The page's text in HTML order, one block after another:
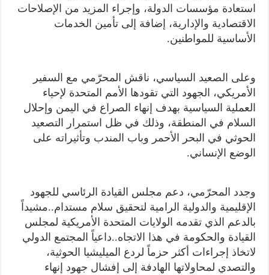
استعادة مؤسسات الدولة، وإجراء المزيد من الإصلاحات
الاقتصادية والإدارية، إضافة إلى تأمين الخدمات
الأساسية للمواطنين.
وعلى الصعيد السياسي، ناقش المحرّمي مع السفير
الأمريكي، الجهود التي تقودها الأمم المتحدة لإحياء
العملية السياسية بهدف إنهاء الصراع في اليمن وإحلال
السلام في المنطقة، وذلك في ظل استمرار التصعيد
الحوثي في البحر الأحمر وباب المندب وتأثيراته على
الوضع الإنساني.
وجدد المحرّمي، دعم مجلس القيادة الرئاسي للجهود
الإقليمية والدولية الرامية لتحقيق سلام مستدام..مشيداً
بالدعم الذي تقدمه الولايات المتحدة الأمريكية لمجلس
القيادة والحكومة في هذا الاتجاه..داعياً المجتمع الدولي
لاتخاذ إجراءات أكثر حزماً لردع الميليشيا الحوثية،
والتصدي لمحاولاتها الهادفة إلى إفشال جهود إنهاء